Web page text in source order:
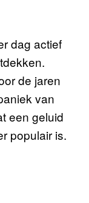
dag actief
de jaren
van
een geluid
populair is.